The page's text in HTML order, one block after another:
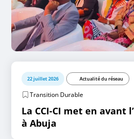
22 juillet 2026 Actualité du réseau
Transition Durable
La CCI-CI met en avant
à Abuja